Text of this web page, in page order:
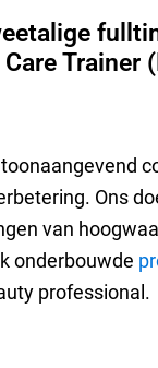
Trainer
toonaangevend
Ons
van
onderbouwde
professional.